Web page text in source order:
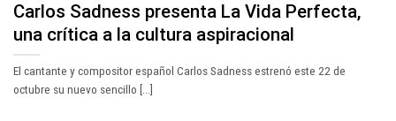
Carlos Sadness presenta La Vida Perfecta,
una crítica a la cultura aspiracional
El cantante y compositor español Carlos Sadness estrenó este 22 de
octubre su nuevo sencillo [...]